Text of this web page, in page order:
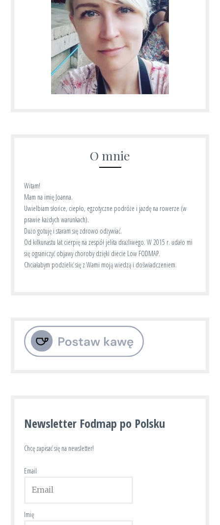
O mnie
Witam!
Mam na imię Joanna.
Uwielbiam słońce, ciepło, egzotyczne podróże i jazdę na rowerze (w
prawie każdych warunkach).
Dużo gotuję i staram się zdrowo odżywiać.
Od kilkunastu lat cierpię na zespół jelita drażliwego. W 2015 r. udało mi
się ograniczyć objawy choroby dzięki diecie Low FODMAP.
Chciałabym podzielić się z Wami moją wiedzą i doświadczeniem.
Newsletter Fodmap po Polsku
Chcę zapisać się na newsletter!
Email
Imię